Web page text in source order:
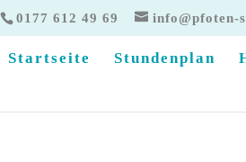
0177 612 49 69 info@pfoten-
Startseite Stundenplan